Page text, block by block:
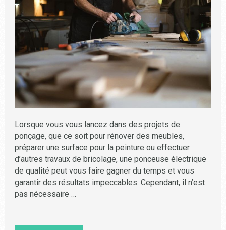
Lorsque vous vous lancez dans des projets de
ponçage, que ce soit pour rénover des meubles,
préparer une surface pour la peinture ou effectuer
d’autres travaux de bricolage, une ponceuse électrique
de qualité peut vous faire gagner du temps et vous
garantir des résultats impeccables. Cependant, il n’est
pas nécessaire …